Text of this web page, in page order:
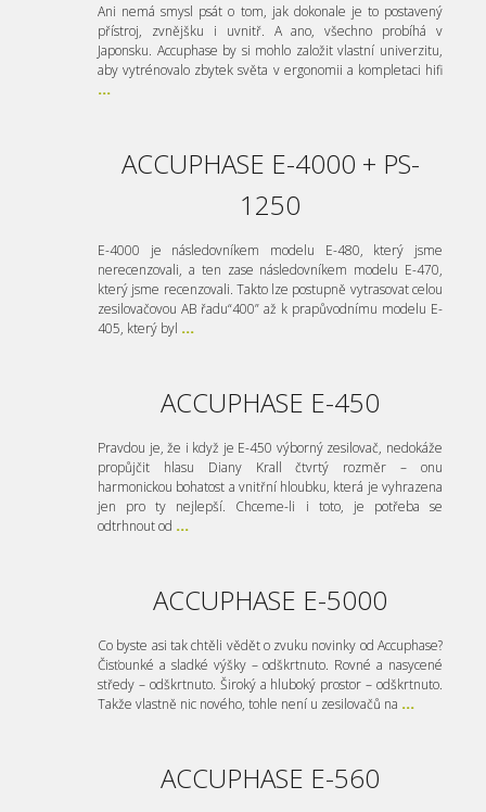
Ani nemá smysl psát o tom, jak dokonale je to postavený
přístroj, zvnějšku i uvnitř. A ano, všechno probíhá v
Japonsku. Accuphase by si mohlo založit vlastní univerzitu,
aby vytrénovalo zbytek světa v ergonomii a kompletaci hifi
...
ACCUPHASE E-4000 + PS-
1250
E-4000 je následovníkem modelu E-480, který jsme
nerecenzovali, a ten zase následovníkem modelu E-470,
který jsme recenzovali. Takto lze postupně vytrasovat celou
zesilovačovou AB řadu“400” až k prapůvodnímu modelu E-
405, který byl ...
ACCUPHASE E-450
Pravdou je, že i když je E-450 výborný zesilovač, nedokáže
propůjčit hlasu Diany Krall čtvrtý rozměr – onu
harmonickou bohatost a vnitřní hloubku, která je vyhrazena
jen pro ty nejlepší. Chceme-li i toto, je potřeba se
odtrhnout od ...
ACCUPHASE E-5000
Co byste asi tak chtěli vědět o zvuku novinky od Accuphase?
Čisťounké a sladké výšky – odškrtnuto. Rovné a nasycené
středy – odškrtnuto. Široký a hluboký prostor – odškrtnuto.
Takže vlastně nic nového, tohle není u zesilovačů na ...
ACCUPHASE E-560